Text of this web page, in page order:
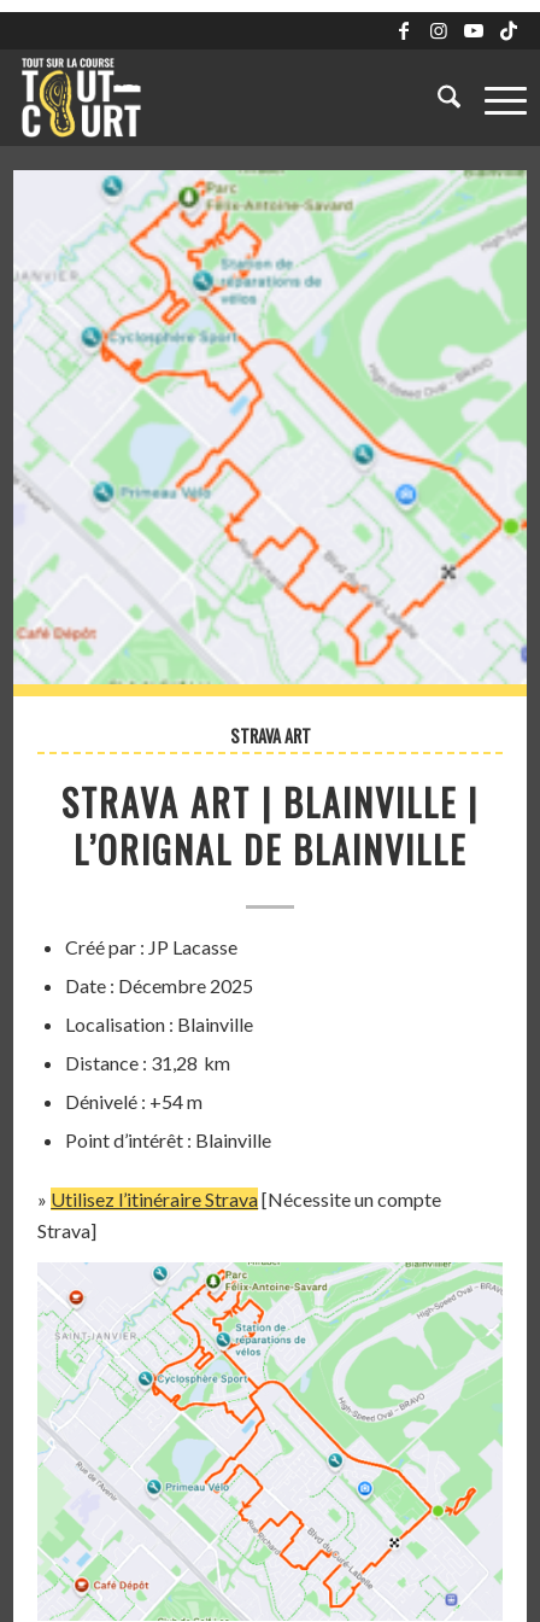
STRAVA ART
STRAVA ART | BLAINVILLE |
L’ORIGNAL DE BLAINVILLE
Créé par : JP Lacasse
Date : Décembre 2025
Localisation : Blainville
Distance : 31,28 km
Dénivelé : +54 m
Point d’intérêt : Blainville
» Utilisez l’itinéraire Strava[Nécessite un compte
Strava]